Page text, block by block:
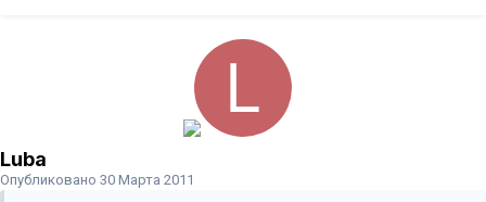
Luba
Опубликовано 30 Марта 2011